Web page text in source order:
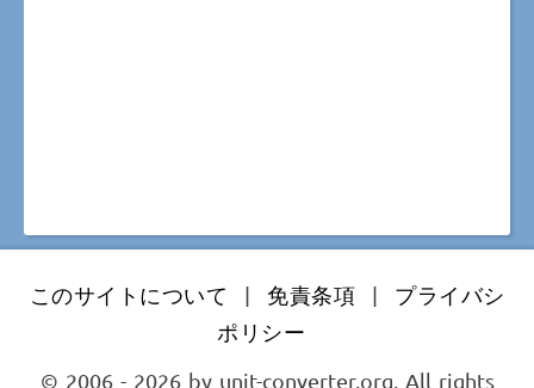
このサイトについて | 免責条項 |
プライバシ
ポリシー
© 2006 - 2026 by unit-converter.org. All rights